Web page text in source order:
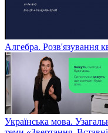
Алгебра. Розв'язування
Українська мова.